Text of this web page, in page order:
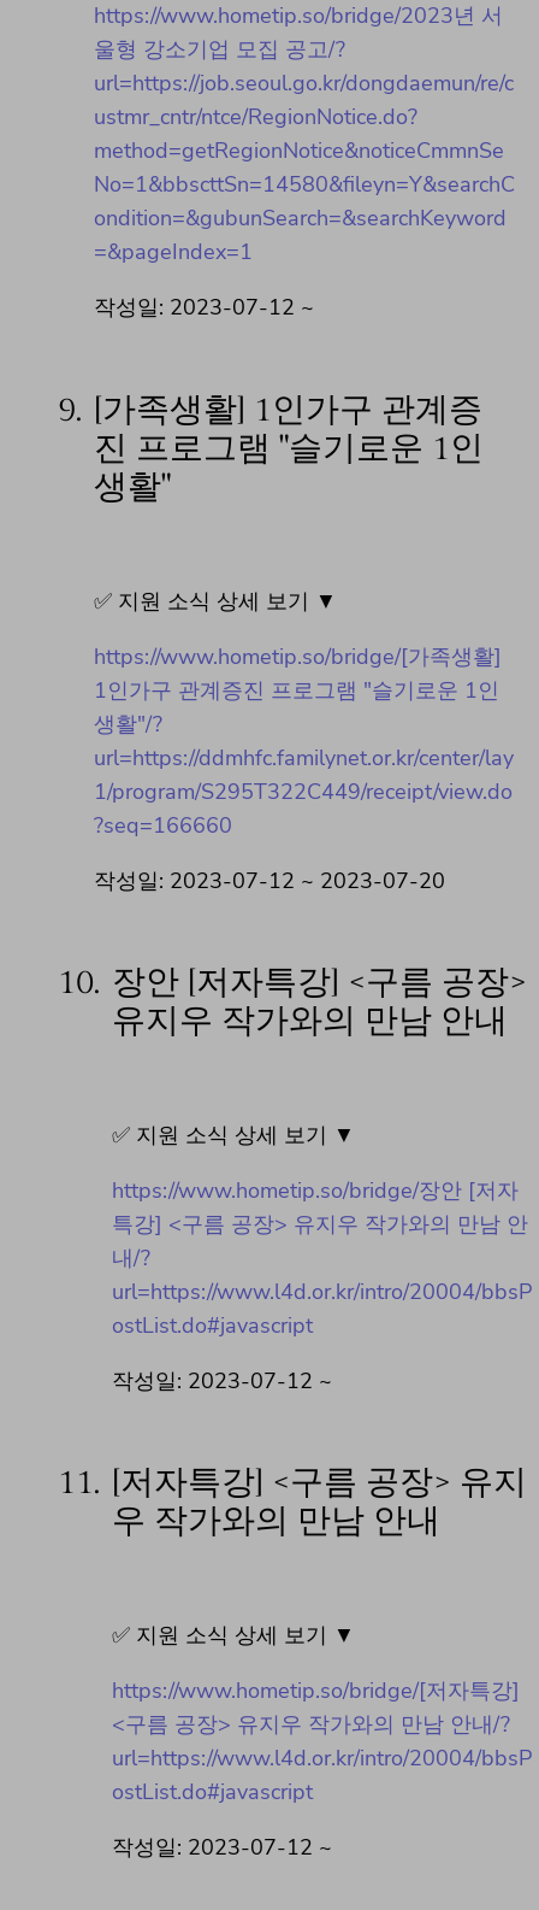
https://www.hometip.so/bridge/2023년 서
울형 강소기업 모집 공고/?
url=https://job.seoul.go.kr/dongdaemun/re/c
ustmr_cntr/ntce/RegionNotice.do?
method=getRegionNotice&noticeCmmnSe
No=1&bbscttSn=14580&fileyn=Y&searchC
ondition=&gubunSearch=&searchKeyword
=&pageIndex=1
작성일: 2023-07-12 ~
9. [가족생활] 1인가구 관계증
진 프로그램 "슬기로운 1인
생활"
✅ 지원 소식 상세 보기 ▼
https://www.hometip.so/bridge/[가족생활]
1인가구 관계증진 프로그램 "슬기로운 1인
생활"/?
url=https://ddmhfc.familynet.or.kr/center/lay
1/program/S295T322C449/receipt/view.do
?seq=166660
작성일: 2023-07-12 ~ 2023-07-20
10. 장안 [저자특강] <구름 공장>
유지우 작가와의 만남 안내
✅ 지원 소식 상세 보기 ▼
https://www.hometip.so/bridge/장안 [저자
특강] <구름 공장> 유지우 작가와의 만남 안
내/?
url=https://www.l4d.or.kr/intro/20004/bbsP
ostList.do#javascript
작성일: 2023-07-12 ~
11.
[저자특강] <구름 공장> 유지
우 작가와의 만남 안내
✅ 지원 소식 상세 보기 ▼
https://www.hometip.so/bridge/[저자특강]
<구름 공장> 유지우 작가와의 만남 안내/?
url=https://www.l4d.or.kr/intro/20004/bbsP
ostList.do#javascript
작성일: 2023-07-12 ~